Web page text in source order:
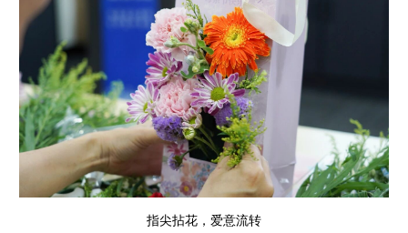
指尖拈花，爱意流转